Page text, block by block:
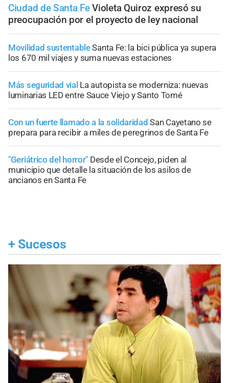
Ciudad de Santa Fe Violeta Quiroz expresó su
preocupación por el proyecto de ley nacional
Movilidad sustentableSanta Fe: la bici pública ya supera
los 670 mil viajes y suma nuevas estaciones
Más seguridad vial La autopista se moderniza: nuevas
luminarias LED entre Sauce Viejo y Santo Tomé
Con un fuerte llamado a la solidaridad San Cayetano se
prepara para recibir a miles de peregrinos de Santa Fe
"Geriátrico del horror" Desde el Concejo, piden al
municipio que detalle la situación de los asilos de
ancianos en Santa Fe
+ Sucesos